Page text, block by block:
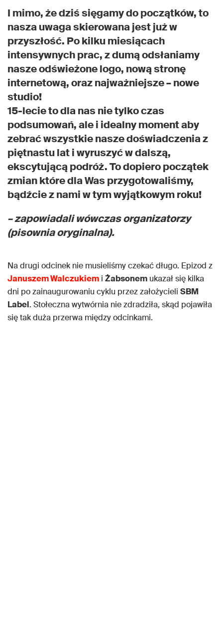
I mimo, że dziś sięgamy do początków, to
nasza uwaga skierowana jest już w
przyszłość. Po kilku miesiącach
intensywnych prac, z dumą odsłaniamy
nasze odświeżone logo, nową stronę
internetową, oraz najważniejsze – nowe
studio!
15-lecie to dla nas nie tylko czas
podsumowań, ale i idealny moment aby
zebrać wszystkie nasze doświadczenia z
piętnastu lat i wyruszyć w dalszą,
ekscytującą podróż. To dopiero początek
zmian które dla Was przygotowaliśmy,
bądźcie z nami w tym wyjątkowym roku!
– zapowiadali wówczas organizatorzy
(pisownia oryginalna).
Na drugi odcinek nie musieliśmy czekać długo. Epizod z
Januszem Walczukiem i Żabsonem ukazał się kilka
dni po zainaugurowaniu cyklu przez założycieli SBM
Label. Stołeczna wytwórnia nie zdradziła, skąd pojawiła
się tak duża przerwa między odcinkami.